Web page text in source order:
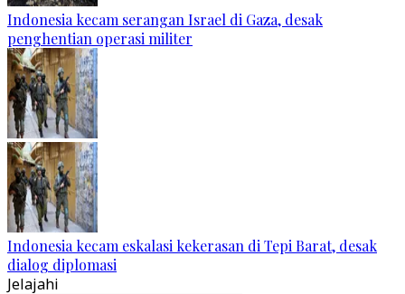
Indonesia kecam serangan Israel di Gaza, desak
penghentian operasi militer
Indonesia kecam eskalasi kekerasan di Tepi Barat, desak
dialog diplomasi
Jelajahi